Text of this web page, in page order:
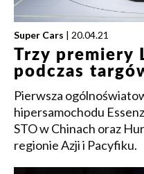
Super Cars | 20.04.21
Trzy premiery
podczas
Pierwsza
hipersamochodu
STO w Chinach oraz
regionie Azji i Pacyfiku.